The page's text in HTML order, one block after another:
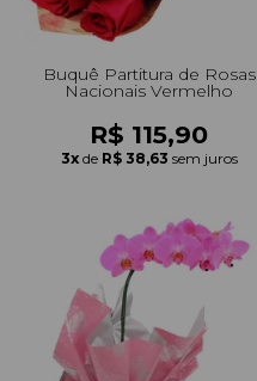
Buquê Partitura de Rosas
Nacionais Vermelho
R$ 115,90
3x de R$ 38,63 sem juros